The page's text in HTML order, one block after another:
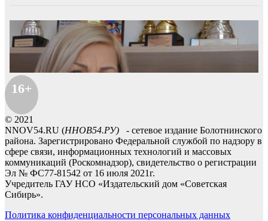
16+
© 2021
NNOV54.RU (ННОВ54.РУ) - сетевое издание Болотнинского
района. Зарегистрировано Федеральной службой по надзору в
сфере связи, информационных технологий и массовых
коммуникаций (Роскомнадзор), свидетельство о регистрации
Эл № ФС77-81542 от 16 июля 2021г.
Учредитель ГАУ НСО «Издательский дом «Советская
Сибирь».
Политика конфиденциальности персональных данных